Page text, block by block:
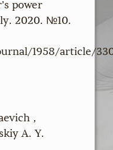
power
2020. №10.
1958/article/
,
A. Y.